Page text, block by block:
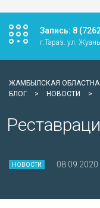
Запись: 8
г.Тараз. ул.
ЖАМБЫЛСКАЯ
БЛОГ
> НОВОСТИ >
НОВОСТИ 08.09.2020